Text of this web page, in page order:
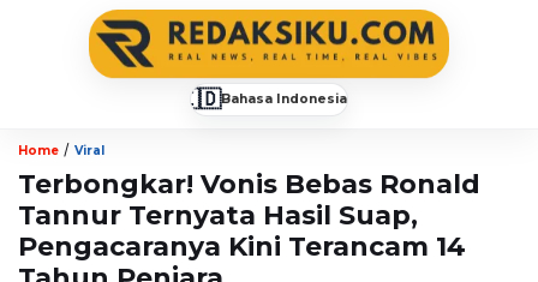
🇮🇩Bahasa Indonesia
Home / Viral
Terbongkar! Vonis Bebas Ronald
Tannur Ternyata Hasil Suap,
Pengacaranya Kini Terancam 14